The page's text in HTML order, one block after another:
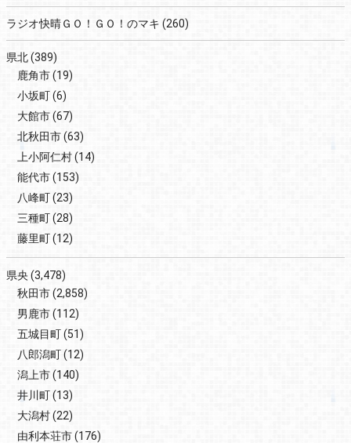
ラジオ快晴ＧＯ！ＧＯ！のマキ (260)
県北(389)
鹿角市(19)
小坂町(6)
大館市(67)
北秋田市(63)
上小阿仁村(14)
能代市(153)
八峰町(23)
三種町(28)
藤里町(12)
県央 (3,478)
秋田市(2,858)
男鹿市(112)
五城目町(51)
八郎潟町(12)
潟上市(140)
井川町(13)
大潟村(22)
由利本荘市(176)